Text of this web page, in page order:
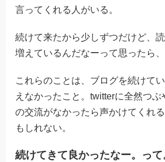
言ってくれる人がいる。
続けて来たから少しずつだけど、
増えているんだなーって思ったら、
これらのことは、ブログを続けて
えなかったこと。twitterに全然つぶ
の交流がなかったら声かけてくれ
もしれない。
続けてきて良かったなー。って